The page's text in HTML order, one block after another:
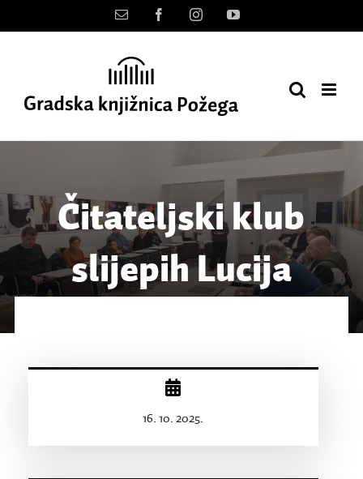
to
Kontakt FacebookInstagramYouTube
Čitateljski klub
slijepih Lucija
16. 10. 2025.